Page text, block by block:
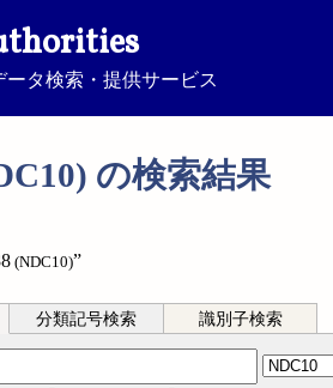
タ検索・提供サービス
の検索結果
(NDC10)”
分類記号検索 識別子検索